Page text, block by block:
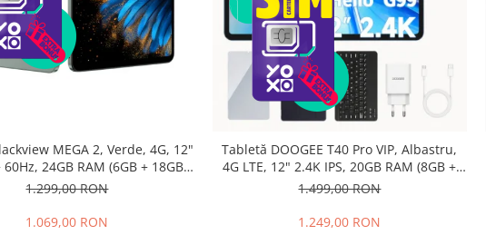
MEGA 2, Verde, 4G, 12"
60Hz, 24GB RAM (6GB + 18GB
256GB ROM, Android 15,
Face Unlock, Dual SIM
1.299,00 RON
1.069,00 RON
Tabletă DOOGEE T40 Pro VIP, Albastru,
4G LTE, 12" 2.4K IPS, 20GB RAM (8GB +
12GB extensibili), 512GB, Helio G99,
1.499,00 RON
1.249,00 RON